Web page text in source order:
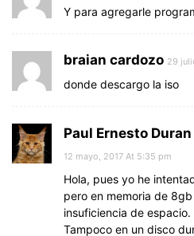
Y para agregarle
braian cardozo 29
donde descargo la iso
Paul Ernesto Duran
12 mayo, 2017 At 5:35 pm
Hola, pues yo he
pero en memoria de
insuficiencia de espacio.
Tampoco en un disco